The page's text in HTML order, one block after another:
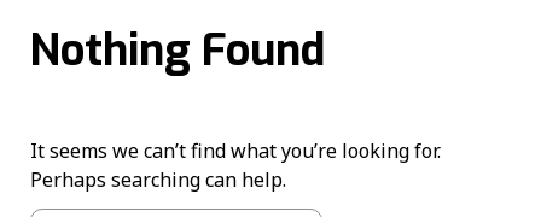
Nothing Found
It seems we can’t find what you’re looking for.
Perhaps searching can help.